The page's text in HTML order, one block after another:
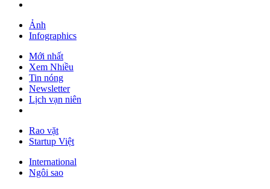
Ảnh
Infographics
Mới nhất
Xem Nhiều
Tin nóng
Newsletter
Lịch vạn niên
Rao vặt
Startup Việt
International
Ngôi sao